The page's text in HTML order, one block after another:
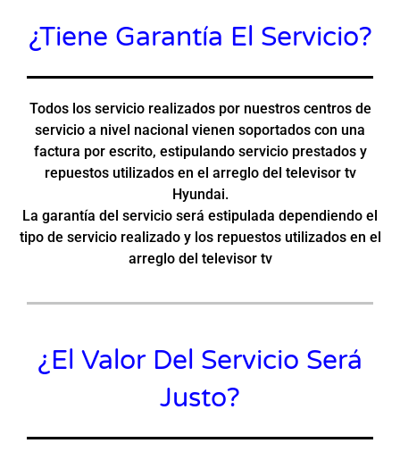
¿Tiene Garantía El Servicio?
Todos los servicio realizados por nuestros centros de
servicio a nivel nacional vienen soportados con una
factura por escrito, estipulando servicio prestados y
repuestos utilizados en el arreglo del televisor tv
Hyundai.
La garantía del servicio será estipulada dependiendo el
tipo de servicio realizado y los repuestos utilizados en el
arreglo del televisor tv
¿El Valor Del Servicio Será
Justo?